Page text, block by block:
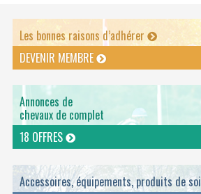
Les bonnes raisons d’adhérer
DEVENIR MEMBRE
Annonces de
chevaux de complet
18 OFFRES
Accessoires, équipements, produits de